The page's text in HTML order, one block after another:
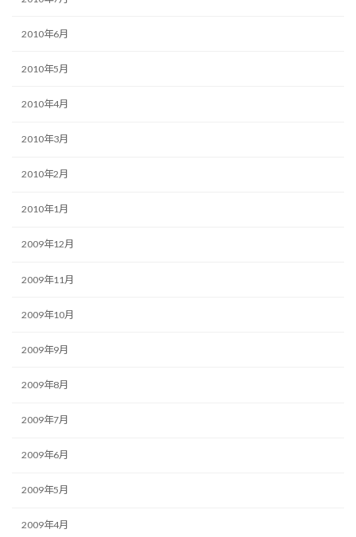
2010年6月
2010年5月
2010年4月
2010年3月
2010年2月
2010年1月
2009年12月
2009年11月
2009年10月
2009年9月
2009年8月
2009年7月
2009年6月
2009年5月
2009年4月